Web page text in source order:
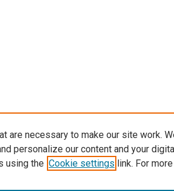
are necessary to make our site work.
personalize our content and your
using the Cookie settings link. For